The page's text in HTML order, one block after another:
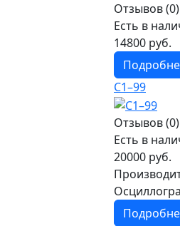
Отзывов (0)
Есть в
14800 руб.
С1–99
Отзывов (0)
Есть в
20000 руб.